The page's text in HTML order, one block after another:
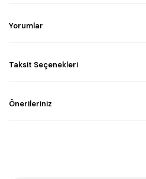
Yorumlar
Taksit Seçenekleri
Önerileriniz